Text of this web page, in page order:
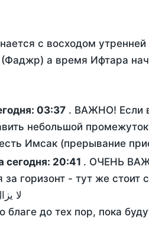
с восходом
а время Ифтара
03:37 . ВАЖНО! Если
небольшой
Имсак (прерывание
сегодня: 20:41 . ОЧЕНЬ
за горизонт - тут же
لا
благе до тех пор, пока